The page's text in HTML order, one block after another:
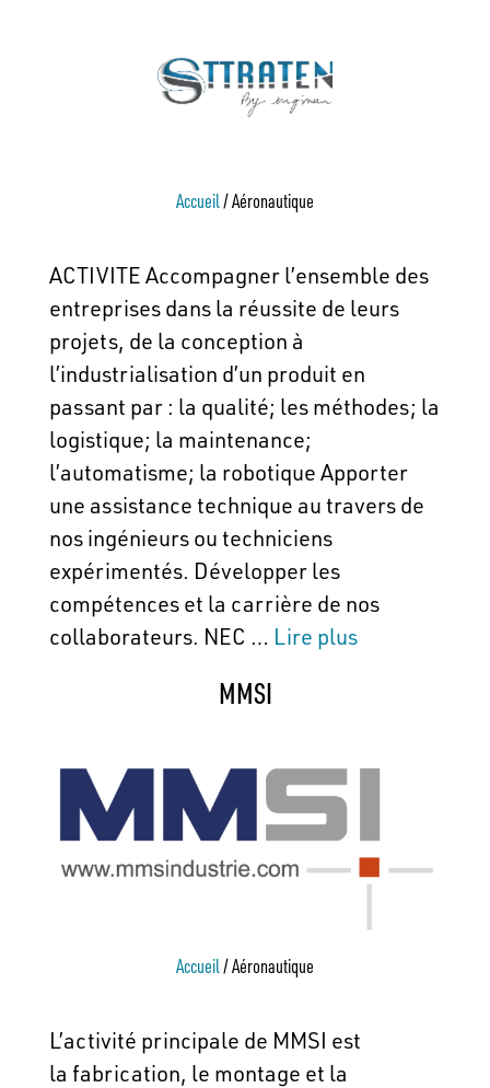
Accueil/Aéronautique
ACTIVITE Accompagner l’ensemble des
entreprises dans la réussite de leurs
projets, de la conception à
l’industrialisation d’un produit en
passant par : la qualité; les méthodes; la
logistique; la maintenance;
l’automatisme; la robotique Apporter
une assistance technique au travers de
nos ingénieurs ou techniciens
expérimentés. Développer les
compétences et la carrière de nos
collaborateurs. NEC … Lire plus
MMSI
Accueil/Aéronautique
L’activité principale de MMSI est
la fabrication, le montage et la